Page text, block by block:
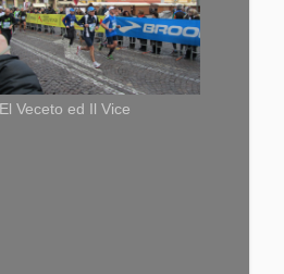
El Veceto ed Il Vice